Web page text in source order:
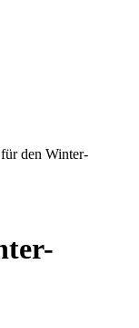
den Winter-